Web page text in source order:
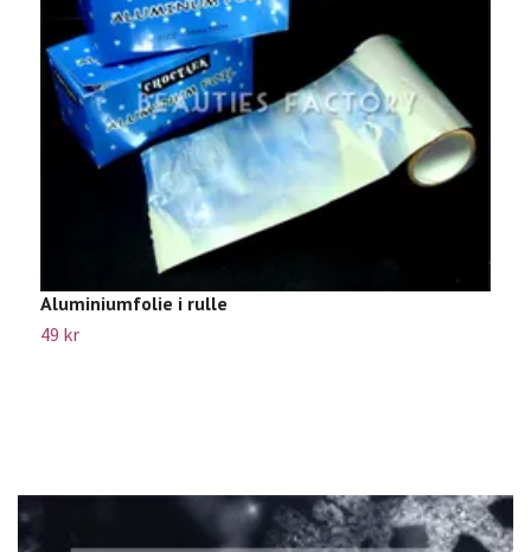
Aluminiumfolie i rulle
49 kr